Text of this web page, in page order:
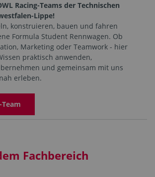
Racing-Teams der Technischen
Lippe!
konstruieren, bauen und fahren
Formula Student Rennwagen. Ob
Marketing oder Teamwork - hier
praktisch anwenden,
und gemeinsam mit uns
erleben.
Team
Fachbereich